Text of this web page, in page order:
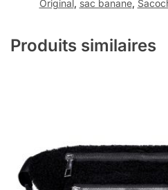
Original, sac banane,
Produits similaires